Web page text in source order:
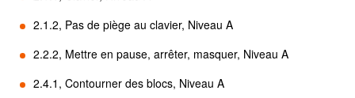
2.1.2, Pas de piège au clavier, Niveau A
2.2.2, Mettre en pause, arrêter, masquer, Niveau A
2.4.1, Contourner des blocs, Niveau A